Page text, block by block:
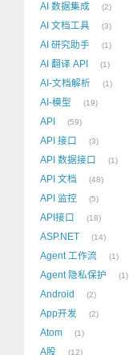
AI 数据集成 2
AI 文档工具 3
AI 研究助手 1
AI 翻译 API 1
AI-文档解析 1
AI-模型 19
API 59
API 接口 3
API 数据接口 1
API 文档 48
API 监控 5
API接口 18
ASP.NET 14
Agent 工作流 1
Agent 隐私保护 1
Android 2
App开发 2
Atom 1
A股 12